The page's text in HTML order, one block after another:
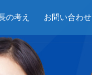
の考え お問い合わせ